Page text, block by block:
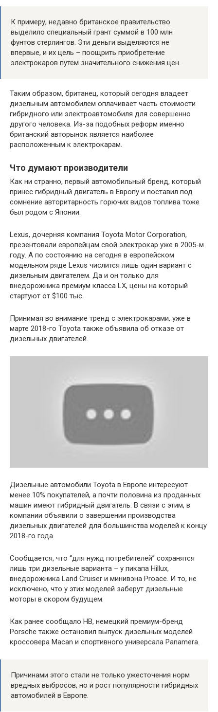
К примеру, недавно британское правительство
выделило специальный грант суммой в 100 млн
фунтов стерлингов. Эти деньги выделяются не
впервые, и их цель – поощрить приобретение
электрокаров путем значительного снижения цен.
Таким образом, британец, который сегодня владеет
дизельным автомобилем оплачивает часть стоимости
гибридного или электроавтомобиля для совершенно
другого человека. Из-за подобных реформ именно
британский авторынок является наиболее
расположенным к электрокарам.
Что думают производители
Как ни странно, первый автомобильный бренд, который
принес гибридный двигатель в Европу и поставил под
сомнение авторитарность горючих видов топлива тоже
был родом с Японии.
Lexus, дочерняя компания Toyota Motor Corporation,
презентовали европейцам свой электрокар уже в 2005-м
году. А по состоянию на сегодня в европейском
модельном ряде Lexus числится лишь один вариант с
дизельным двигателем. Да и он только для
внедорожника премиум класса LX, цены на который
стартуют от $100 тыс.
Принимая во внимание тренд с электрокарами, уже в
марте 2018-го Toyota также объявила об отказе от
дизельных двигателей.
Дизельные автомобили Toyota в Европе интересуют
менее 10% покупателей, а почти половина из проданных
машин имеют гибридный двигатель. В связи с этим, в
компании объявили о завершении производства
дизельных двигателей для большинства моделей к концу
2018-го года.
Сообщается, что “для нужд потребителей” сохранятся
лишь три дизельные варианта – у пикапа Hillux,
внедорожника Land Cruiser и минивэна Proace. И то, не
исключено, что у этих моделей заберут дизельные
моторы в скором будущем.
Как ранее сообщало НВ, немецкий премиум-бренд
Porsche также остановил выпуск дизельных моделей
кроссовера Macan и спортивного универсала Panamera.
Причинами этого стали не только ужесточения норм
вредных выбросов, но и рост популярности гибридных
автомобилей в Европе.